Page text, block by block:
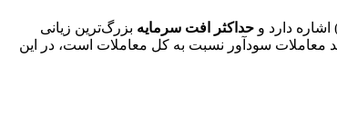
حداکثر افت سرمایه بزرگ‌ترین زیانی
معاملات سودآور نسبت به کل معاملات است، در این